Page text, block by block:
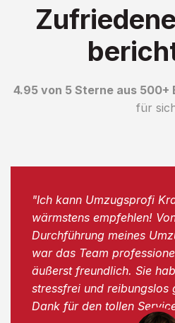
4.95 von 5 Sterne aus 500+
für
"Ich kann Umzugsprofi
wärmstens empfehlen!
Durchführung meines
war das Team
äußerst freundlich. Sie
stressfrei und reibungslos
Dank für den tollen